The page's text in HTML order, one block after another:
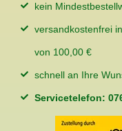
kein
versandkostenfrei
von 100,00 €
schnell an Ihre
Servicetelefon: